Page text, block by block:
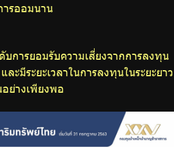
ารออมนาน
การยอมรับความเสี่ยงจากการลงทุน
ะมีระยะเวลาในการลงทุนในระยะยาว
ย่างเพียงพอ